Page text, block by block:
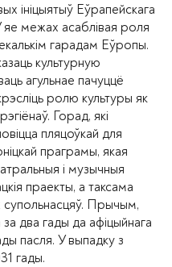
ініцыятыў Еўрапейскага
яе межах асаблівая роля
гарадам Еўропы.
культурную
агульнае пачуццё
ролю культуры як
Горад, які
пляцоўкай для
праграмы, якая
і музычныя
праекты, а таксама
супольнасцяў. Прычым,
два гады да афіцыйнага
пасля. У выпадку з
гады.